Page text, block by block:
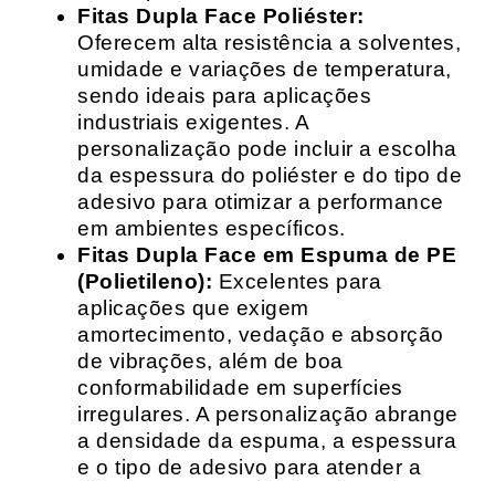
Fitas Dupla Face Poliéster:
Oferecem alta resistência a solventes,
umidade e variações de temperatura,
sendo ideais para aplicações
industriais exigentes. A
personalização pode incluir a escolha
da espessura do poliéster e do tipo de
adesivo para otimizar a performance
em ambientes específicos.
Fitas Dupla Face em Espuma de PE
(Polietileno): Excelentes para
aplicações que exigem
amortecimento, vedação e absorção
de vibrações, além de boa
conformabilidade em superfícies
irregulares. A personalização abrange
a densidade da espuma, a espessura
e o tipo de adesivo para atender a